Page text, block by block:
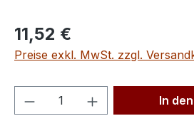
Regulärer Preis:
11,52 €
Preise exkl. MwSt. zzgl.
Produkt Anzahl: Gib
In